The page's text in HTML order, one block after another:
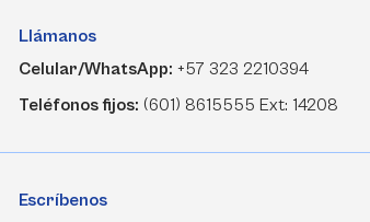
Llámanos
Celular/WhatsApp: +57 323 2210394
Teléfonos fijos: (601) 8615555 Ext: 14208
Escríbenos